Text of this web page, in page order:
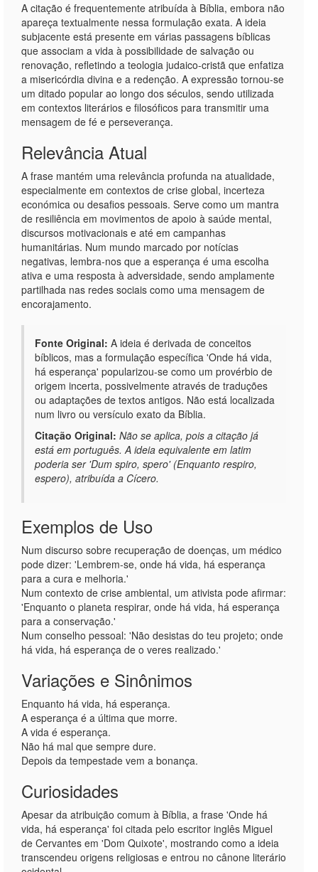
A citação é frequentemente atribuída à Bíblia, embora não
apareça textualmente nessa formulação exata. A ideia
subjacente está presente em várias passagens bíblicas
que associam a vida à possibilidade de salvação ou
renovação, refletindo a teologia judaico-cristã que enfatiza
a misericórdia divina e a redenção. A expressão tornou-se
um ditado popular ao longo dos séculos, sendo utilizada
em contextos literários e filosóficos para transmitir uma
mensagem de fé e perseverança.
Relevância Atual
A frase mantém uma relevância profunda na atualidade,
especialmente em contextos de crise global, incerteza
económica ou desafios pessoais. Serve como um mantra
de resiliência em movimentos de apoio à saúde mental,
discursos motivacionais e até em campanhas
humanitárias. Num mundo marcado por notícias
negativas, lembra-nos que a esperança é uma escolha
ativa e uma resposta à adversidade, sendo amplamente
partilhada nas redes sociais como uma mensagem de
encorajamento.
Fonte Original: A ideia é derivada de conceitos
bíblicos, mas a formulação específica 'Onde há vida,
há esperança' popularizou-se como um provérbio de
origem incerta, possivelmente através de traduções
ou adaptações de textos antigos. Não está localizada
num livro ou versículo exato da Bíblia.
Citação Original: Não se aplica, pois a citação já
está em português. A ideia equivalente em latim
poderia ser 'Dum spiro, spero' (Enquanto respiro,
espero), atribuída a Cícero.
Exemplos de Uso
Num discurso sobre recuperação de doenças, um médico
pode dizer: 'Lembrem-se, onde há vida, há esperança
para a cura e melhoria.'
Num contexto de crise ambiental, um ativista pode afirmar:
'Enquanto o planeta respirar, onde há vida, há esperança
para a conservação.'
Num conselho pessoal: 'Não desistas do teu projeto; onde
há vida, há esperança de o veres realizado.'
Variações e Sinônimos
Enquanto há vida, há esperança.
A esperança é a última que morre.
A vida é esperança.
Não há mal que sempre dure.
Depois da tempestade vem a bonança.
Curiosidades
Apesar da atribuição comum à Bíblia, a frase 'Onde há
vida, há esperança' foi citada pelo escritor inglês Miguel
de Cervantes em 'Dom Quixote', mostrando como a ideia
transcendeu origens religiosas e entrou no cânone literário